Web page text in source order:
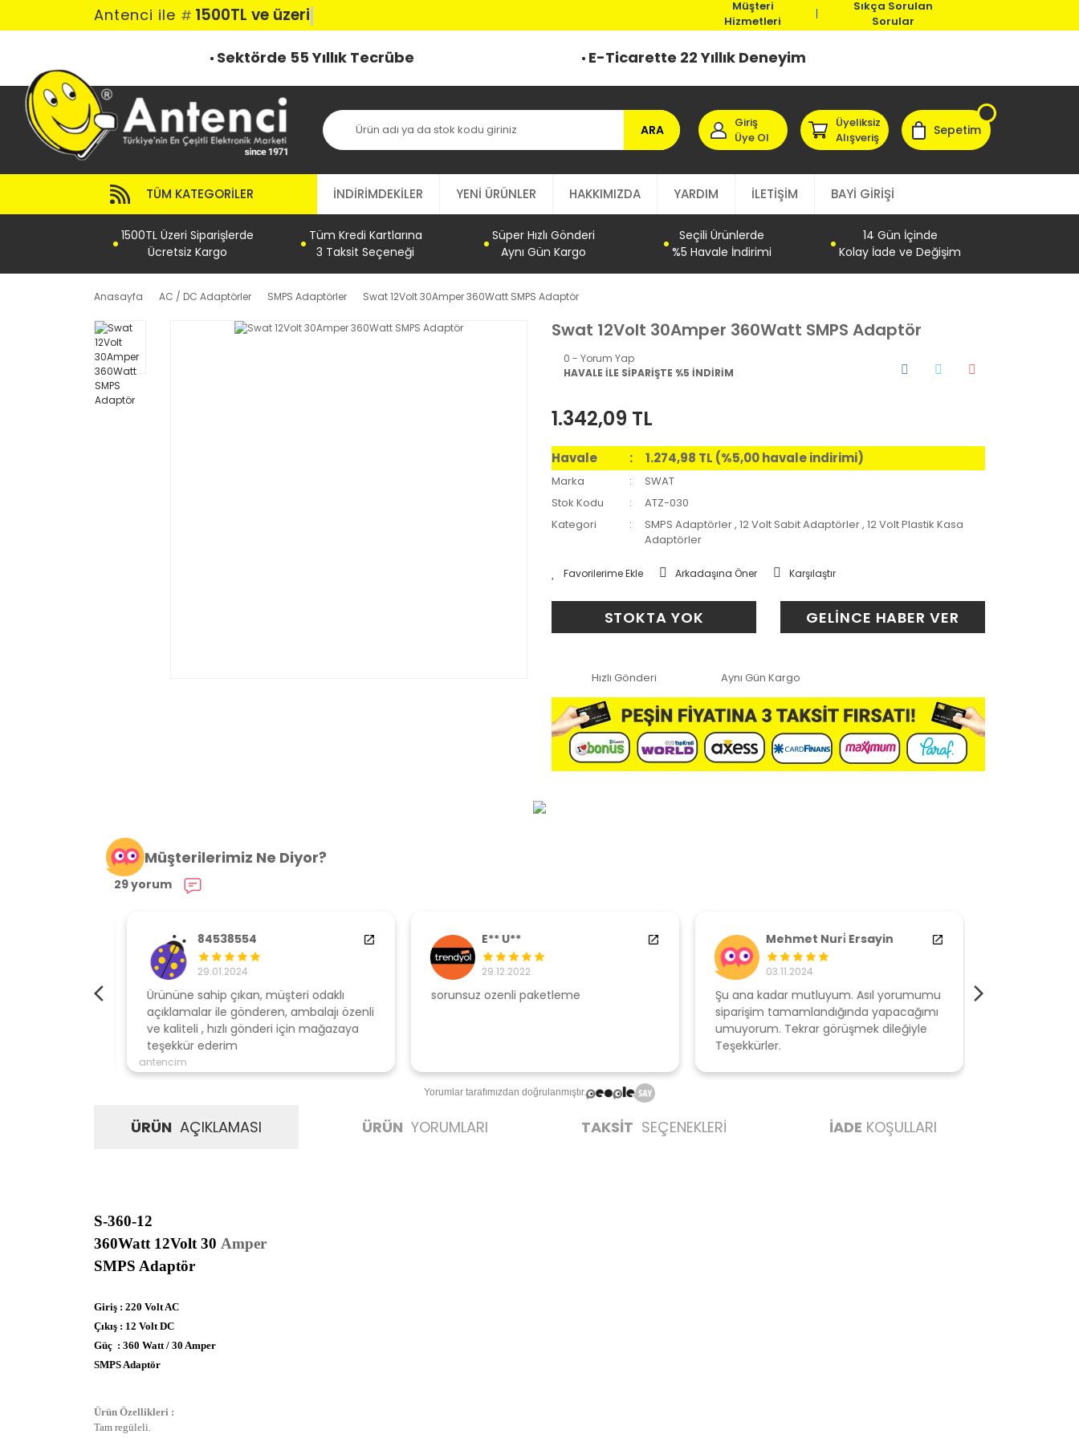
Antenci ile # 1500TL ve üzeri ka
Müşteri
Hizmetleri
Sıkça Sorulan
Sorular
Sektörde 55 Yıllık Tecrübe E-Ticarette 22 Yıllık Deneyim
ARA
Giriş
Üye Ol
Üyeliksiz
Alışveriş
Sepetim
TÜM KATEGORILER İNDİRİMDEKİLER YENİ ÜRÜNLER HAKKIMIZDA YARDIM İLETİŞİM BAYİ GİRİŞİ
1500TL Üzeri Siparişlerde
Ücretsiz Kargo
Tüm Kredi Kartlarına
3 Taksit Seçeneği
Süper Hızlı Gönderi
Aynı Gün Kargo
Seçili Ürünlerde
%5 Havale İndirimi
14 Gün İçinde
Kolay İade ve Değişim
Anasayfa AC / DC Adaptörler SMPS Adaptörler Swat 12Volt 30Amper 360Watt SMPS Adaptör
Swat 12Volt 30Amper 360Watt SMPS Adaptör
0 - Yorum Yap
HAVALE İLE SİPARİŞTE %5 İNDİRİM
1.342,09 TL
Havale 1.274,98 TL (%5,00 havale indirimi)
Marka
SWAT
Stok Kodu
ATZ-030
Kategori
SMPS Adaptörler,12 Volt Sabit Adaptörler,12 Volt Plastik Kasa
Adaptörler
Arkadaşına Öner Karşılaştır
STOKTA YOK GELİNCE HABER VER
Hızlı Gönderi Aynı Gün Kargo
Müşterilerimiz Ne Diyor?
29 yorum
84538554
29.01.2024
Ürününe sahip çıkan, müşteri odaklı
açıklamalar ile gönderen, ambalajı özenli
ve kaliteli , hızlı gönderi için mağazaya
teşekkür ederim
antencim
E** U**
29.12.2022
sorunsuz ozenli paketleme
Mehmet Nuri̇ Ersayin
03.11.2024
Şu ana kadar mutluyum. Asıl yorumumu
siparişim tamamlandığında yapacağımı
umuyorum. Tekrar görüşmek dileğiyle
Teşekkürler.
Yorumlar tarafımızdan doğrulanmıştır.
ÜRÜN AÇIKLAMASI ÜRÜN YORUMLARI TAKSİT SEÇENEKLERİ İADE KOŞULLARI
S-360-12
360Watt 12Volt 30 Amper
SMPS Adaptör
Giriş : 220 Volt AC
Çıkış : 12 Volt DC
Güç : 360 Watt / 30 Amper
SMPS Adaptör
Ürün Özellikleri :
Tam regüleli.